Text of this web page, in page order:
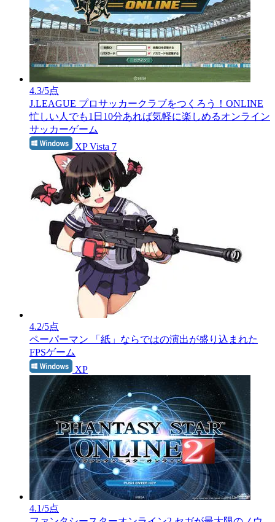
4.3/5点
J.LEAGUE プロサッカークラブをつくろう！ONLINE
忙しい人でも1日10分あれば気軽に楽しめるオンライン
サッカーゲーム
XP Vista 7
4.2/5点
ペーパーマン
「紙」ならではの演出が盛り込まれた
FPSゲーム
XP
4.1/5点